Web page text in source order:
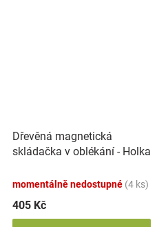
Dřevěná magnetická
skládačka v oblékání - Holka
momentálně nedostupné (4 ks)
405 Kč